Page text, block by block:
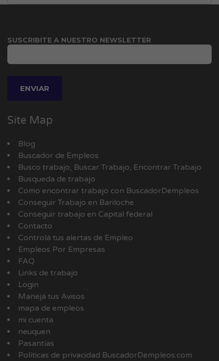
SUSCRIBITE A NUESTRO NEWSLETTER
Site Map
Blog
Buscador de Empleos
Busco trabajo, Buscar Trabajo, Encontrar Trabajo
Busqueda de trabajo
Como encontrar trabajo con BuscadorDempleos
Conseguir Trabajo en Bariloche
Conseguir trabajo en Capital federal
Contacto
Controlá tus alertas de Empleo
Empleos Por Empresas
FAQ
Links de trabajo
Login
Manejá tus Avisos
mapa de empleos
mi cuenta
neuquen
Pasantías
Políticas de privacidad BuscadorDempleos.com